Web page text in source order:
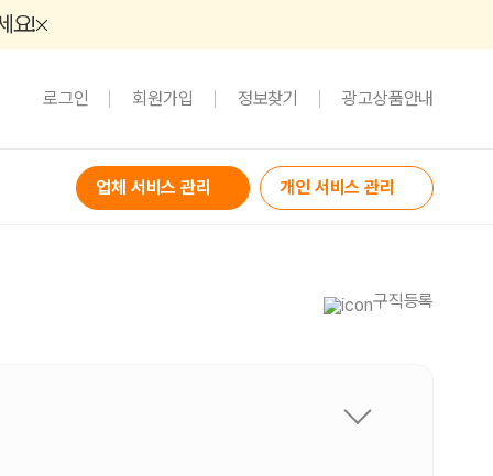
요!
로그인 회원가입 정보찾기 광고상품안내
업체 서비스 관리 개인 서비스 관리
구직등록